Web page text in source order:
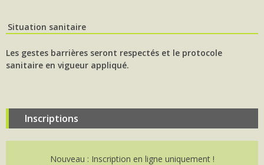
Situation sanitaire
Les gestes barrières seront respectés et le protocole
sanitaire en vigueur appliqué.
Inscriptions
Nouveau : Inscription en ligne uniquement !